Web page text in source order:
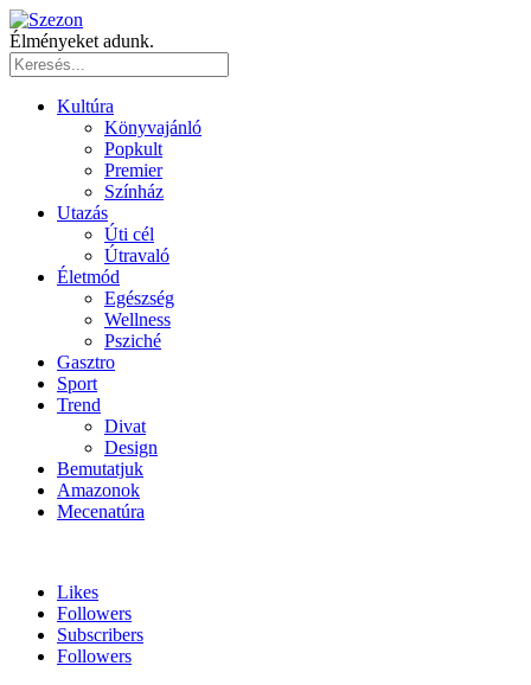
Élményeket adunk.
Kultúra
Könyvajánló
Popkult
Premier
Színház
Utazás
Úti cél
Útravaló
Életmód
Egészség
Wellness
Psziché
Gasztro
Sport
Trend
Divat
Design
Bemutatjuk
Amazonok
Mecenatúra
Likes
Followers
Subscribers
Followers